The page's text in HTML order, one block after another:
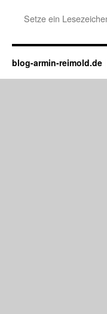
Setze ein
blog-armin-reimold.de